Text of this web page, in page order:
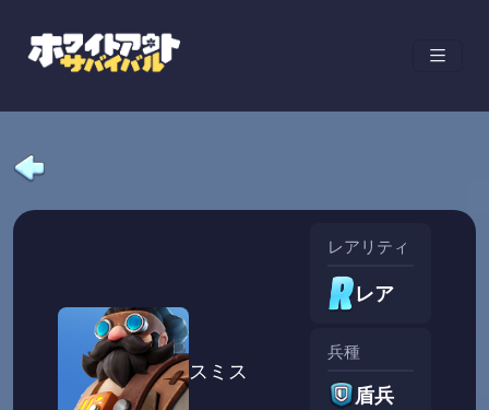
スミス
レアリティ
レア
兵種
盾兵